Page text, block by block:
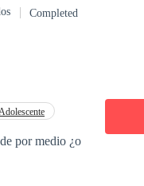
Completed
Adolescente
por medio ¿o